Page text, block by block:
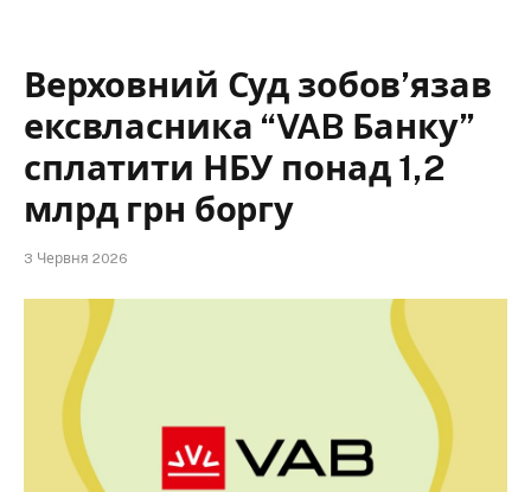
Верховний Суд зобов’язав
ексвласника “VAB Банку”
сплатити НБУ понад 1,2
млрд грн боргу
3 Червня 2026